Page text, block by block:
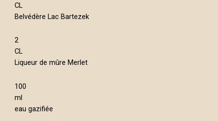
CL
Belvédère Lac Bartezek
2
CL
Liqueur de mûre Merlet
100
ml
eau gazifiée